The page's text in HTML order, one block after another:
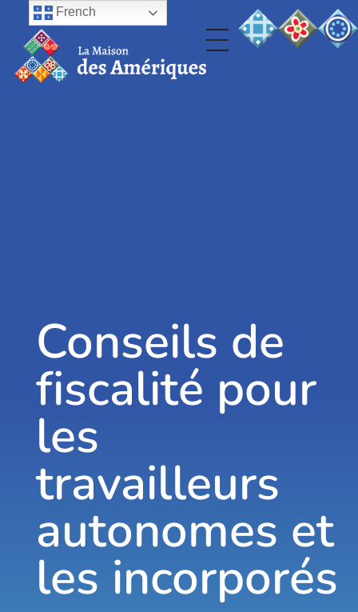
Conseils de
fiscalité pour
les
travailleurs
autonomes et
les incorporés
French